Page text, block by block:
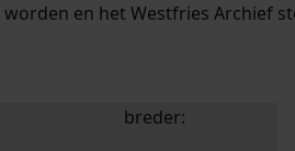
en het Westfries Archief
uw zoekopdracht te
breder: